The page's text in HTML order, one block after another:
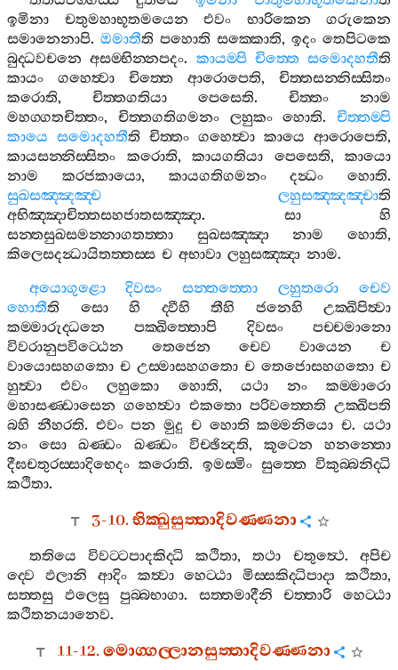
ඉමිනා
චතුමහාභූතමයෙන එවං භාරිකෙන
ගරුකෙන
සමානෙනාපි. ඔමාතීති පහොති සක‍්කොති, ඉදං තෙපිටකෙ
බුද‍්ධවචනෙ අසම‍්භින‍්නපදං. කායම‍්පි චිත‍්තෙ සමොදහතීති
කායං
ගහෙත්‍වා චිත‍්තෙ ආරොපෙති, චිත‍්තසන‍්නිස‍්සිතං
කරොති, චිත‍්තගතියා පෙසෙති. චිත‍්තං
නාම
මහග‍්ගතචිත‍්තං, චිත‍්තගතිගමනං ලහුකං හොති. චිත‍්තම‍්පි
කායෙ සමොදහතීති චිත‍්තං ගහෙත්‍වා කායෙ ආරොපෙති,
කායසන‍්නිස‍්සිතං
කරොති, කායගතියා පෙසෙති, කායො
නාම
කරජකායො, කායගතිගමනං දන්‍ධං හොති.
සුඛසඤ‍්ඤඤ‍්ච
ලහුසඤ‍්ඤඤ‍්චාති
අභිඤ‍්ඤාචිත‍්තසහජාතසඤ‍්ඤා. සා
හි
සන‍්තසුඛසමන‍්නාගතත‍්තා
සුඛසඤ‍්ඤා නාම හොති,
කිලෙසදන්‍ධායිතත‍්තස‍්ස ච අභාවා ලහුසඤ‍්ඤා නාම.
අයොගුළො
දිවසං සන‍්තත‍්තො ලහුතරො
චෙව
හොතීති සො හි ද‍්වීහි තීහි ජනෙහි
උක‍්ඛිපිත්‍වා
කම‍්මාරුද‍්ධනෙ
පක‍්ඛිත‍්තොපි දිවසං
පච‍්චමානො
විවරානුපවිට‍්ඨෙන
තෙජෙන චෙව වායෙන
ච
වායොසහගතො ච උස‍්මාසහගතො ච තෙජොසහගතො ච
හුත්‍වා
එවං ලහුකො හොති, යථා නං
කම‍්මාරො
මහාසණ‍්ඩාසෙන ගහෙත්‍වා එකතො පරිවත‍්තෙති උක‍්ඛිපති
බහි නීහරති. එවං පන මුදු ච හොති කම‍්මනියො ච.යථා
නං
සො ඛණ‍්ඩං ඛණ‍්ඩං විච‍්ඡින්‍දති, කූටෙන
හනන‍්තො
දීඝචතුරස‍්සාදිභෙදං කරොති. ඉමස‍්මිං සුත‍්තෙ විකුබ‍්බනිද‍්ධි
කථිතා.
3-10.භික‍්ඛුසුත‍්තාදිවණ‍්ණනා
තතියෙ විවට‍්ටපාදකිද‍්ධි කථිතා,තථා චතුත්‍ථෙ.අපිච
ද‍්වෙ
ඵලානි ආදිං කත්‍වා හෙට‍්ඨා මිස‍්සකිද‍්ධිපාදා කථිතා,
සත‍්තසු
ඵලෙසු පුබ‍්බභාගා. සත‍්තමාදීනි චත‍්තාරි
හෙට‍්ඨා
කථිතනයානෙව.
11-12.මොග‍්ගල‍්ලානසුත‍්තාදිවණ‍්ණනා